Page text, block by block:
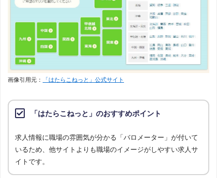
画像引用元： 「はたらこねっと」公式サイト
「はたらこねっと」のおすすめポイント
求人情報に職場の雰囲気が分かる「バロメーター」が付いて
いるため、他サイトよりも職場のイメージがしやすい求人サ
イトです。